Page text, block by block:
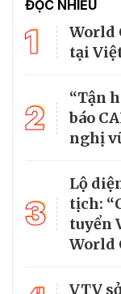
ĐỌC NHIỀU
1
World
tại
2
“Tận
báo
nghị
3
Lộ
tịch:
tuyển
World
VTV